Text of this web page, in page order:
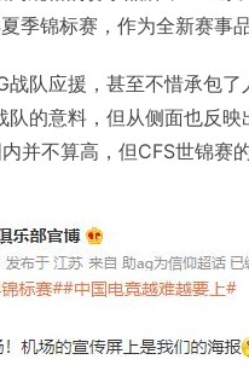
季锦标赛，作为全新赛事
战队应援，甚至不惜承包
队的意料，但从侧面也反
并不算高，但CFS世锦赛